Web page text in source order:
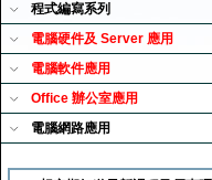
程式編寫系列
電腦硬件及 Server 應用
電腦軟件應用
Office 辦公室應用
電腦網路應用